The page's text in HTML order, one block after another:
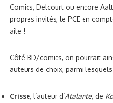
Comics, Delcourt ou encore
propres invités, le PCE en
aile !
Côté BD/comics, on pourrait
auteurs de choix, parmi lesquels
Crisse, l’auteur d’Atalante, de